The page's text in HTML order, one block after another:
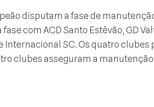
disputam a fase de
com ACD Santo Estêvão, GD
Internacional SC. Os quatro clubes
clubes asseguram a manutenção